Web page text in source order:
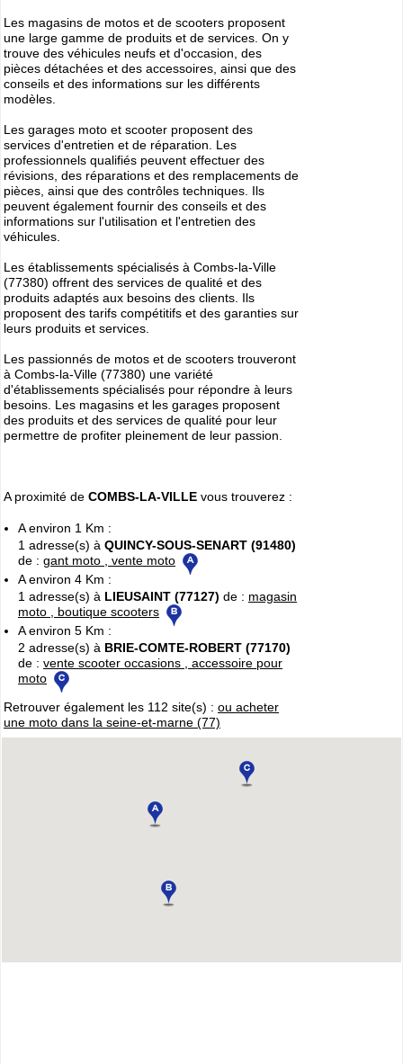
(227) (18) R (128) S (102)
V(201) W(22) X(1) Y(13)
CatégoriesANNUAIRE MOTOS
»
Ou trouver un garageMOTOS ou SCOOTERS
de chez vous ?
»
Retrouvez toutes les informations pratiques pour les
Envie de se mesurer aux autre ? toutes les infos sur la
compétition moto
Espace professionnels
Gestion de votre compte PRO
Les magasins de motos et de scooters proposent
une large gamme de produits et de services. On y
trouve des véhicules neufs et d'occasion, des
pièces détachées et des accessoires, ainsi que des
conseils et des informations sur les différents
modèles.
Les garages moto et scooter proposent des
services d'entretien et de réparation. Les
professionnels qualifiés peuvent effectuer des
révisions, des réparations et des remplacements de
pièces, ainsi que des contrôles techniques. Ils
peuvent également fournir des conseils et des
informations sur l'utilisation et l'entretien des
véhicules.
Les établissements spécialisés à Combs-la-Ville
(77380) offrent des services de qualité et des
produits adaptés aux besoins des clients. Ils
proposent des tarifs compétitifs et des garanties sur
leurs produits et services.
Les passionnés de motos et de scooters trouveront
à Combs-la-Ville (77380) une variété
d'établissements spécialisés pour répondre à leurs
besoins. Les magasins et les garages proposent
des produits et des services de qualité pour leur
permettre de profiter pleinement de leur passion.
A proximité de COMBS-LA-VILLE vous trouverez :
A environ 1 Km :
1 adresse(s) à QUINCY-SOUS-SENART (91480)
de : gant moto , vente moto
A environ 4 Km :
1 adresse(s) à LIEUSAINT (77127) de : magasin
moto , boutique scooters
A environ 5 Km :
2 adresse(s) à BRIE-COMTE-ROBERT (77170)
de : vente scooter occasions , accessoire pour
moto
Retrouver également les 112 site(s) : ou acheter
une moto dans la seine-et-marne (77)